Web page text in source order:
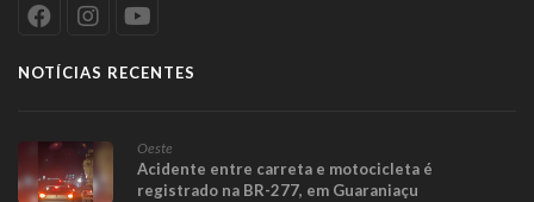
NOTÍCIAS RECENTES
Oeste
Acidente entre carreta e motocicleta é
registrado na BR-277, em Guaraniaçu